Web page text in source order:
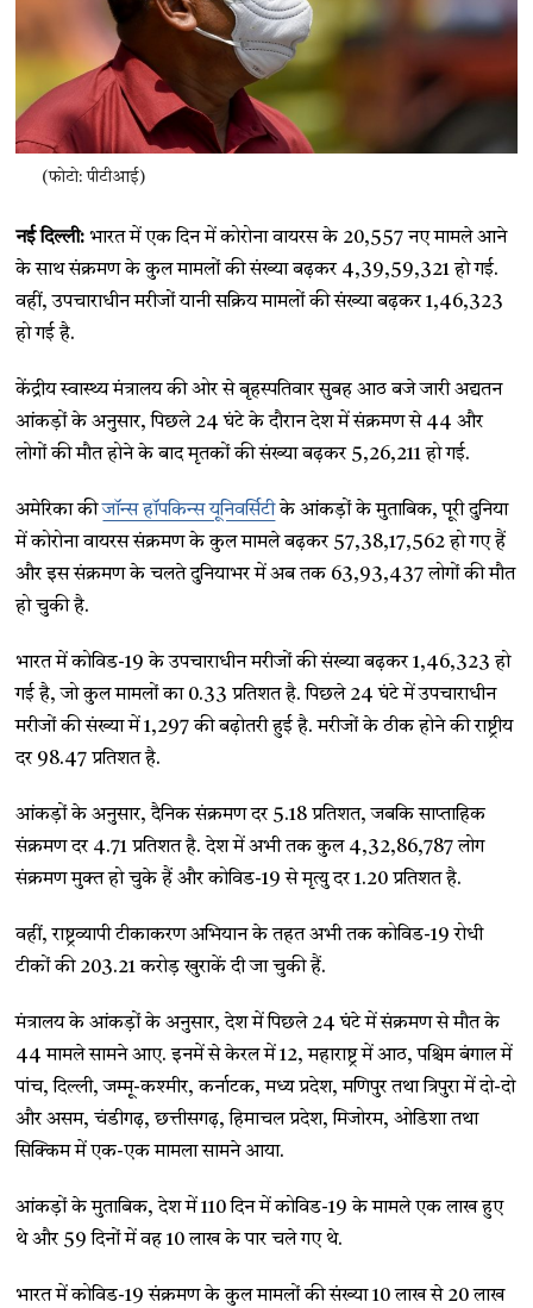
(फोटो: पीटीआई)
नई दिल्ली: भारत में एक दिन में कोरोना वायरस के 20,557 नए मामले आने
के साथ संक्रमण के कुल मामलों की संख्या बढ़कर 4,39,59,321 हो गई.
वहीं, उपचाराधीन मरीजों यानी सक्रिय मामलों की संख्या बढ़कर 1,46,323
हो गई है.
केंद्रीय स्वास्थ्य मंत्रालय की ओर से बृहस्पतिवार सुबह आठ बजे जारी अद्यतन
आंकड़ों के अनुसार, पिछले 24 घंटे के दौरान देश में संक्रमण से 44 और
लोगों की मौत होने के बाद मृतकों की संख्या बढ़कर 5,26,211 हो गई.
अमेरिका कीजॉन्स हॉपकिन्स यूनिवर्सिटीके आंकड़ों के मुताबिक, पूरी दुनिया
में कोरोना वायरस संक्रमण के कुल मामले बढ़कर 57,38,17,562 हो गए हैं
और इस संक्रमण के चलते दुनियाभर में अब तक 63,93,437 लोगों की मौत
हो चुकी है.
भारत में कोविड-19 के उपचाराधीन मरीजों की संख्या बढ़कर 1,46,323 हो
गई है, जो कुल मामलों का 0.33 प्रतिशत है. पिछले 24 घंटे में उपचाराधीन
मरीजों की संख्या में 1,297 की बढ़ोतरी हुई है. मरीजों के ठीक होने की राष्ट्रीय
दर 98.47 प्रतिशत है.
आंकड़ों के अनुसार, दैनिक संक्रमण दर 5.18 प्रतिशत, जबकि साप्ताहिक
संक्रमण दर 4.71 प्रतिशत है. देश में अभी तक कुल 4,32,86,787 लोग
संक्रमण मुक्त हो चुके हैं और कोविड-19 से मृत्यु दर 1.20 प्रतिशत है.
वहीं, राष्ट्रव्यापी टीकाकरण अभियान के तहत अभी तक कोविड-19 रोधी
टीकों की 203.21 करोड़ खुराकें दी जा चुकी हैं.
मंत्रालय के आंकड़ों के अनुसार, देश में पिछले 24 घंटे में संक्रमण से मौत के
44 मामले सामने आए. इनमें से केरल में 12, महाराष्ट्र में आठ, पश्चिम बंगाल में
पांच, दिल्ली, जम्मू-कश्मीर, कर्नाटक, मध्य प्रदेश, मणिपुर तथा त्रिपुरा में दो-दो
और असम, चंडीगढ़, छत्तीसगढ़, हिमाचल प्रदेश, मिजोरम, ओडिशा तथा
सिक्किम में एक-एक मामला सामने आया.
आंकड़ों के मुताबिक, देश में 110 दिन में कोविड-19 के मामले एक लाख हुए
थे और 59 दिनों में वह 10 लाख के पार चले गए थे.
भारत में कोविड-19 संक्रमण के कुल मामलों की संख्या 10 लाख से 20 लाख